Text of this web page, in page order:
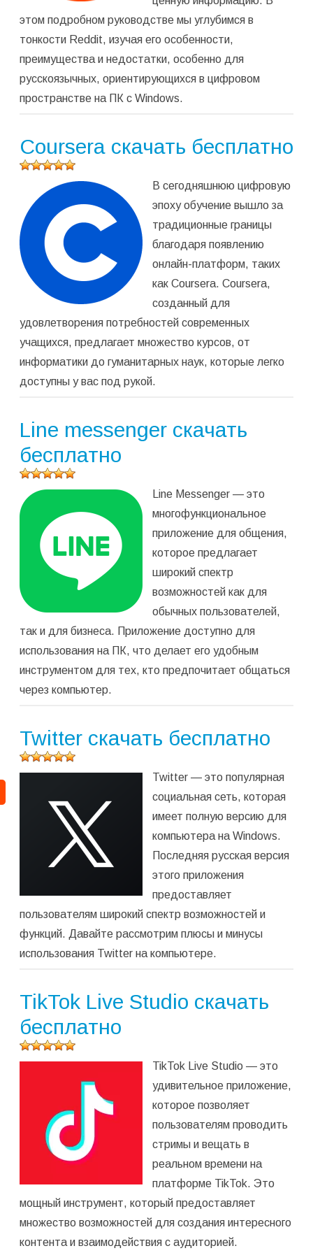
этом подробном руководстве мы углубимся в
тонкости Reddit, изучая его особенности,
преимущества и недостатки, особенно для
русскоязычных, ориентирующихся в цифровом
пространстве на ПК с Windows.
Coursera скачать бесплатно
Оцените
программу
(1 883
оценок,
среднее:
5,00 из 5)
В сегодняшнюю цифровую
эпоху обучение вышло за
традиционные границы
благодаря появлению
онлайн-платформ, таких
как Coursera. Coursera,
созданный для
удовлетворения потребностей современных
учащихся, предлагает множество курсов, от
информатики до гуманитарных наук, которые легко
доступны у вас под рукой.
Line messenger скачать
бесплатно
Оцените
программу
оценок,
среднее:
5,00
из 5)
Line Messenger — это
многофункциональное
приложение для общения,
которое предлагает
широкий спектр
возможностей как для
обычных пользователей,
так и для бизнеса. Приложение доступно для
использования на ПК, что делает его удобным
инструментом для тех, кто предпочитает общаться
через компьютер.
Twitter скачать бесплатно
Оцените
среднее:
из 5)
Twitter — это популярная
социальная сеть, которая
имеет полную версию для
компьютера на Windows.
Последняя русская версия
этого приложения
предоставляет
пользователям широкий спектр возможностей и
функций. Давайте рассмотрим плюсы и минусы
использования Twitter на компьютере.
TikTok Live Studio скачать
бесплатно
Оцените
из 5)
TikTok Live Studio — это
удивительное приложение,
которое позволяет
пользователям проводить
стримы и вещать в
реальном времени на
платформе TikTok. Это
мощный инструмент, который предоставляет
множество возможностей для создания интересного
контента и взаимодействия с аудиторией.